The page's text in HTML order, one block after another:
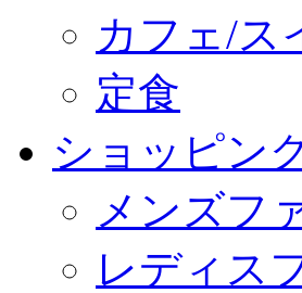
カフェ/ス
定食
ショッピン
メンズフ
レディス